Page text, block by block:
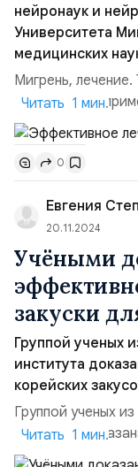
нейронаук и
Университета
медицинских
Мигрень, лечение.
их правильно
Можно ли менять
что лучше — спреи
достаточно
всасывается.
по
большин...
Читать 1 мин.
0
Евгения
20.11.2024
Учёными
закуски
Группой ученых
института
корейских
Группой ученых
института
корейских
Читать 1 мин.